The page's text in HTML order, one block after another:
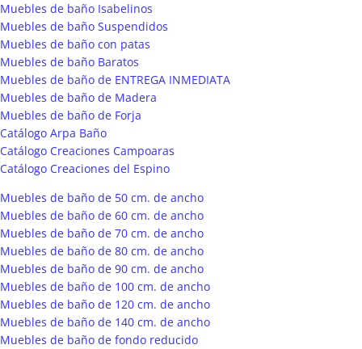
Muebles de baño Isabelinos
Muebles de baño Suspendidos
Muebles de baño con patas
Muebles de baño Baratos
Muebles de baño de ENTREGA INMEDIATA
Muebles de baño de Madera
Muebles de baño de Forja
Catálogo Arpa Baño
Catálogo Creaciones Campoaras
Catálogo Creaciones del Espino
Muebles de baño de 50 cm. de ancho
Muebles de baño de 60 cm. de ancho
Muebles de baño de 70 cm. de ancho
Muebles de baño de 80 cm. de ancho
Muebles de baño de 90 cm. de ancho
Muebles de baño de 100 cm. de ancho
Muebles de baño de 120 cm. de ancho
Muebles de baño de 140 cm. de ancho
Muebles de baño de fondo reducido